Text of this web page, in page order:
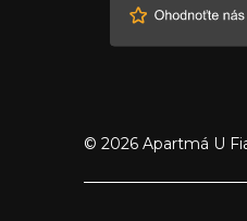
© 2026 Apartmá U